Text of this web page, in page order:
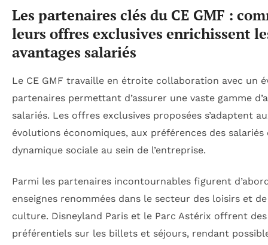
Les partenaires clés du CE GMF :
leurs offres exclusives enrichissent
avantages salariés
Le CE GMF travaille en étroite collaboration avec un
partenaires permettant d’assurer une vaste gamme
salariés. Les offres exclusives proposées s’adaptent
évolutions économiques, aux préférences des salariés
dynamique sociale au sein de l’entreprise.
Parmi les partenaires incontournables figurent
enseignes renommées dans le secteur des loisirs et
culture. Disneyland Paris et le Parc Astérix offrent
préférentiels sur les billets et séjours, rendant